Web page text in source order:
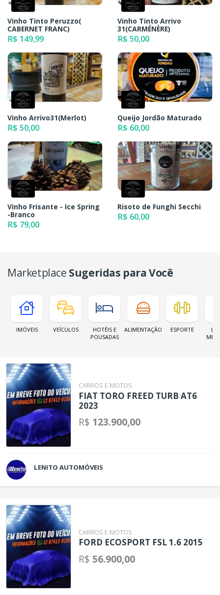
Vinho Tinto Peruzzo(
CABERNET FRANC)
R$ 149,99
Vinho Tinto Arrivo
31(CARMÉNÈRE)
R$ 50,00
Vinho Arrivo31(Merlot)
R$ 50,00
Queijo Jordão Maturado
R$ 60,00
Vinho Frisante - Ice Spring
-Branco
R$ 79,00
Risoto de Funghi Secchi
R$ 60,00
Marketplace Sugeridas para Você
IMÓVEIS VEÍCULOS
HOTÉIS E
POUSADAS
ALIMENTAÇÃO ESPORTE
CARROS E MOTOS
FIAT TORO FREED TURB AT6
2023
R$ 123.900,00
LENITO AUTOMÓVEIS
CARROS E MOTOS
FORD ECOSPORT FSL 1.6 2015
R$ 56.900,00